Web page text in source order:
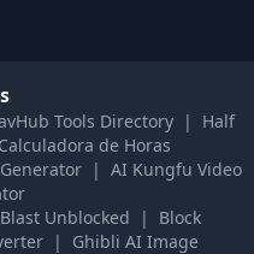
Tools Directory |
Half
Calculadora de Horas
| AI Kungfu Video
Unblocked |
Block
| Ghibli AI Image